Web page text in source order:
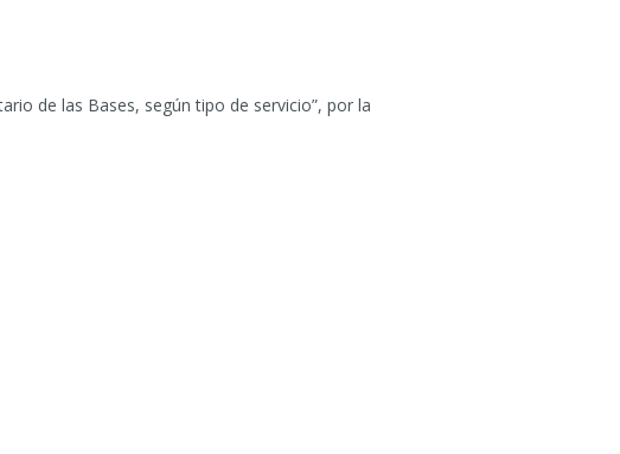
de las Bases, según tipo de servicio”, por la